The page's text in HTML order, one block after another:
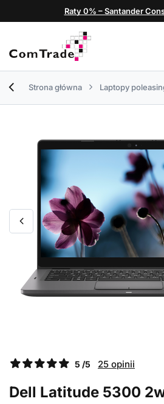
Raty 0% – Santander
Strona główna Laptopy
5 /5 25 opinii
Dell Latitude 5300